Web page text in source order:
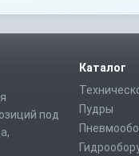
под
Каталог
Пудры